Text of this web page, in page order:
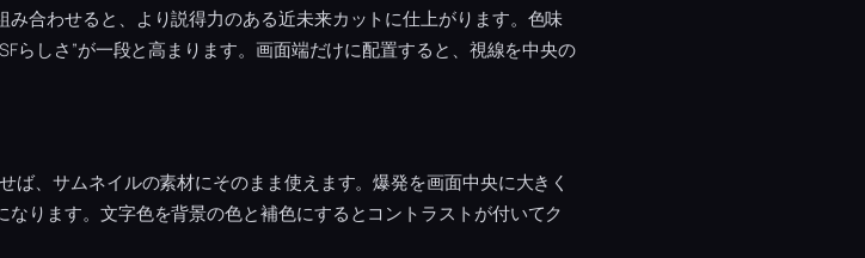
合わせると、より説得力のある近未来カットに仕上がります。色味
らしさ”が一段と高まります。画面端だけに配置すると、視線を中央の
ば、サムネイルの素材にそのまま使えます。爆発を画面中央に大きく
ります。文字色を背景の色と補色にするとコントラストが付いてク